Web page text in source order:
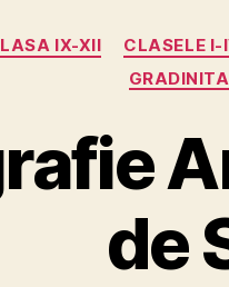
IX-XII CLASELE I-
GRADINITA
de